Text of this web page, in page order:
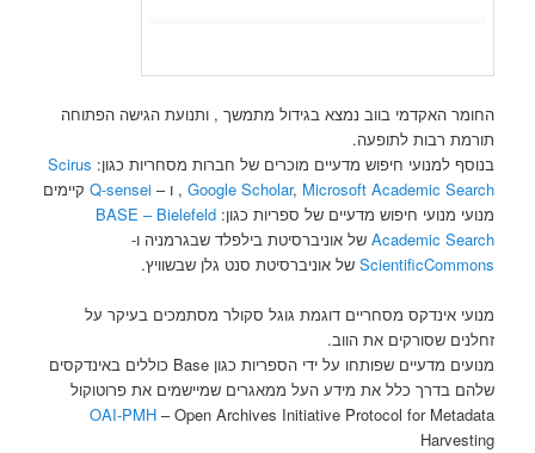
החומר האקדמי בווב נמצא בגידול מתמשך , ותנועת הגישה הפתוחה
תורמת רבות לתופעה.
בנוסף למנועי חיפוש מדעיים מוכרים של חברות מסחריות כגון: Scirus
, Google Scholar, Microsoft Academic Search ו –Q-sensei קיימים
מנועי מנועי חיפוש מדעיים של ספריות כגון:BASE – Bielefeld
Academic Search של אוניברסיטת בילפלד שבגרמניה ו-
ScientificCommons של אוניברסיטת סנט גלן שבשוויץ.
מנועי אינדקס מסחריים דוגמת גוגל סקולר מסתמכים בעיקר על
זחלנים שסורקים את הווב.
מנועים מדעיים שפותחו על ידי הספריות כגון Base כוללים באינדקסים
שלהם בדרך כלל את מידע העל ממאגרים שמיישמים את פרוטוקול
OAI-PMH– Open Archives Initiative Protocol for Metadata
Harvesting